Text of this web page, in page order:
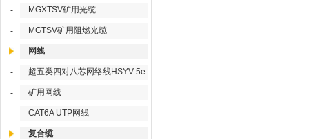
- MGXTSV矿用光缆
- MGTSV矿用阻燃光缆
网线
- 超五类四对八芯网络线HSYV-5e
- 矿用网线
- CAT6A UTP网线
复合缆